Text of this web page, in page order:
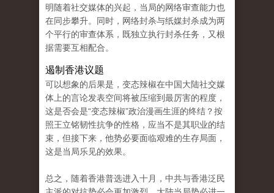
明随着社交媒体的兴起，当局的网络审查能力也
在同步攀升。同时，网络封杀与纸媒封杀成为两
个平行的审查体系，既独立执行封杀任务，又根
据需要互相配合。
遏制香港议题
可以想象的后果是，变态辣椒在中国大陆社交媒
体上的言论发表空间将被压缩到最厉害的程度，
这是否会是“变态辣椒”政治漫画生涯的终结？按
照王立铭韧性抗争的性格，应当不是其职业的结
束，但接下来，他势必要面临艰难的生存局面，
这是当局乐见的效果。
总之，随着香港普选进入十月，中共与香港泛民